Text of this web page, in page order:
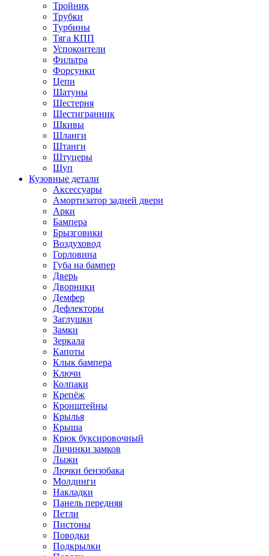
Тройник
Трубки
Турбины
Тяга КПП
Успокоители
Фильтра
Форсунки
Цепи
Шатуны
Шестерня
Шестигранник
Шкивы
Шланги
Штанги
Штуцеры
Щуп
Кузовные детали
Аксессуары
Амортизатор задней двери
Арки
Бампера
Брызговики
Воздуховод
Горловина
Губа на бампер
Дверь
Дворники
Демфер
Дефлекторы
Заглушки
Замки
Зеркала
Капоты
Клык бампера
Ключи
Колпаки
Крепёж
Кронштейны
Крылья
Крыша
Крюк буксировочный
Личинки замков
Лыжи
Лючки бензобака
Молдинги
Накладки
Панель передняя
Петли
Пистоны
Поводки
Подкрылки